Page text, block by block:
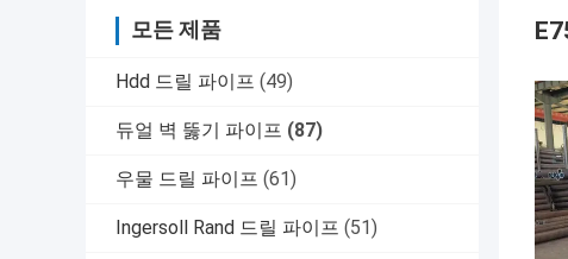
모든 제품
Hdd 드릴 파이프 (49)
듀얼 벽 뚫기 파이프 (87)
우물 드릴 파이프 (61)
Ingersoll Rand 드릴 파이프 (51)